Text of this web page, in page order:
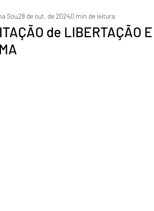
Eventos Orações
de LIBERTAÇÃO
Sou28 de out. de 20240 min de leitura